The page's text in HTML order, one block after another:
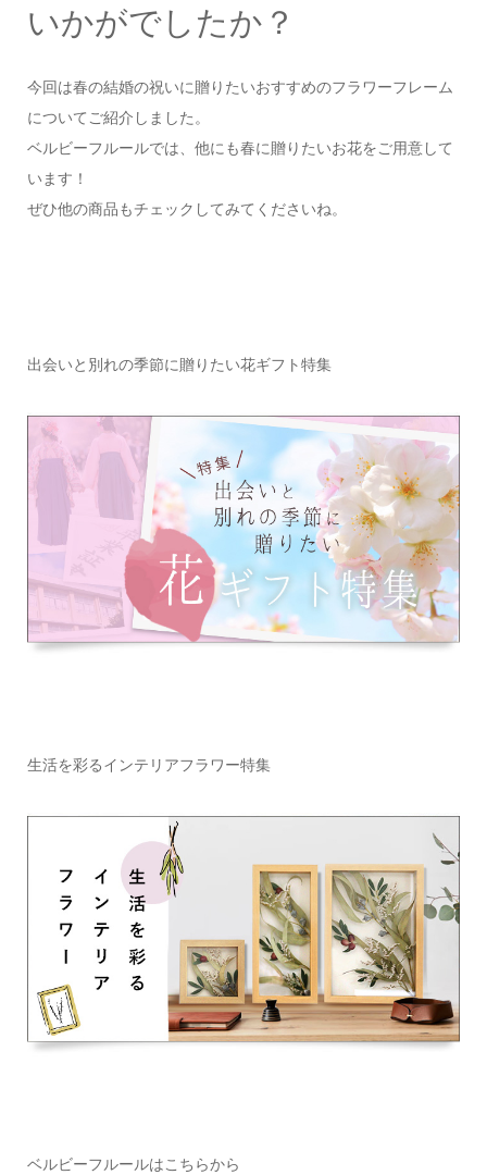
いかがでしたか？
今回は春の結婚の祝いに贈りたいおすすめのフラワーフレーム
についてご紹介しました。
ベルビーフルールでは、他にも春に贈りたいお花をご用意して
います！
ぜひ他の商品もチェックしてみてくださいね。
出会いと別れの季節に贈りたい花ギフト特集
生活を彩るインテリアフラワー特集
ベルビーフルールはこちらから